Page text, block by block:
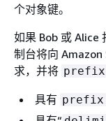
个对象键。
如果 Bob 或 Alice
制台将向 Amazon
求，并将 prefix
具有 prefix